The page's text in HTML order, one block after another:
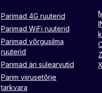
Parimad 4G ruuterid
Parimad WiFi ruuterid
Parimad võrgusilma
ruuterid
Parimad äri sülearvutid
Parim viirusetõrje
tarkvara